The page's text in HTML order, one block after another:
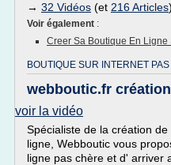
→ 32 Vidéos (et 216 Articles
Voir également :
Creer Sa Boutique En Ligne
BOUTIQUE SUR INTERNET
webboutic.fr
voir la vidéo
Spécialiste de la création
ligne, Webboutic vous
ligne pas chère et d' arriver